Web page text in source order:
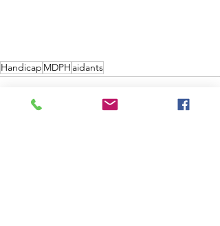
Handicap MDPH aidants